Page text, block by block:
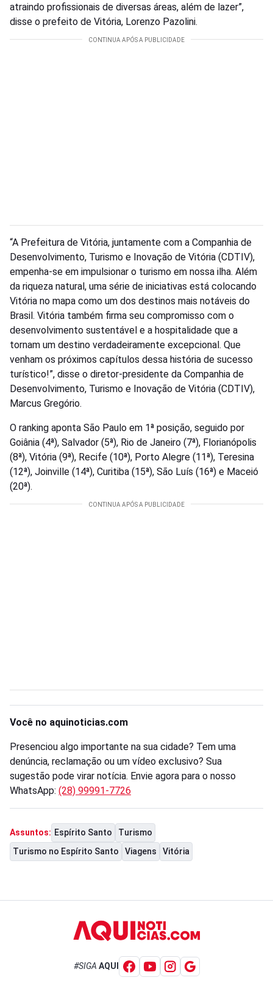
atraindo profissionais de diversas áreas, além de lazer”,
disse o prefeito de Vitória, Lorenzo Pazolini.
“A Prefeitura de Vitória, juntamente com a Companhia de
Desenvolvimento, Turismo e Inovação de Vitória (CDTIV),
empenha-se em impulsionar o turismo em nossa ilha. Além
da riqueza natural, uma série de iniciativas está colocando
Vitória no mapa como um dos destinos mais notáveis do
Brasil. Vitória também firma seu compromisso com o
desenvolvimento sustentável e a hospitalidade que a
tornam um destino verdadeiramente excepcional. Que
venham os próximos capítulos dessa história de sucesso
turístico!”, disse o diretor-presidente da Companhia de
Desenvolvimento, Turismo e Inovação de Vitória (CDTIV),
Marcus Gregório.
O ranking aponta São Paulo em 1ª posição, seguido por
Goiânia (4ª), Salvador (5ª), Rio de Janeiro (7ª), Florianópolis
(8ª), Vitória (9ª), Recife (10ª), Porto Alegre (11ª), Teresina
(12ª), Joinville (14ª), Curitiba (15ª), São Luís (16ª) e Maceió
(20ª).
Você no aquinoticias.com
Presenciou algo importante na sua cidade? Tem uma
denúncia, reclamação ou um vídeo exclusivo? Sua
sugestão pode virar notícia. Envie agora para o nosso
WhatsApp: (28) 99991-7726
Assuntos: Espírito Santo
Turismo
Turismo no Espírito Santo
Viagens Vitória
#SIGA AQUI